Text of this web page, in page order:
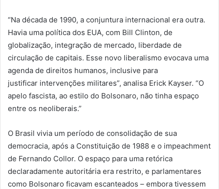
“Na década de 1990, a conjuntura internacional era outra.
Havia uma política dos EUA, com Bill Clinton, de
globalização, integração de mercado, liberdade de
circulação de capitais. Esse novo liberalismo evocava uma
agenda de direitos humanos, inclusive para
justificar intervenções militares”, analisa Erick Kayser. “O
apelo fascista, ao estilo do Bolsonaro, não tinha espaço
entre os neoliberais.”
O Brasil vivia um período de consolidação de sua
democracia, após a Constituição de 1988 e o impeachment
de Fernando Collor. O espaço para uma retórica
declaradamente autoritária era restrito, e parlamentares
como Bolsonaro ficavam escanteados – embora tivessem